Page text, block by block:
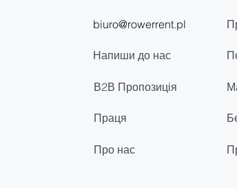
biuro@rowerrent.pl
Напиши до нас
В2В Пропозиція
Праця
Про нас